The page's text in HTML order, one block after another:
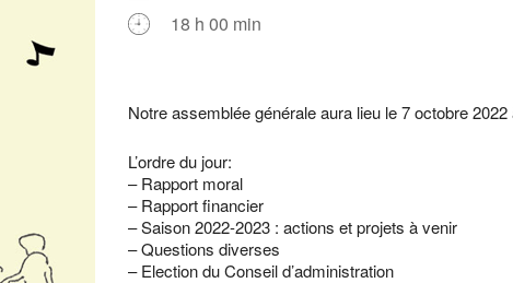
18 h 00 min
Notre assemblée générale aura lieu le 7 octobre
L’ordre du jour:
– Rapport moral
– Rapport financier
– Saison 2022-2023 : actions et projets à venir
– Questions diverses
– Election du Conseil d’administration